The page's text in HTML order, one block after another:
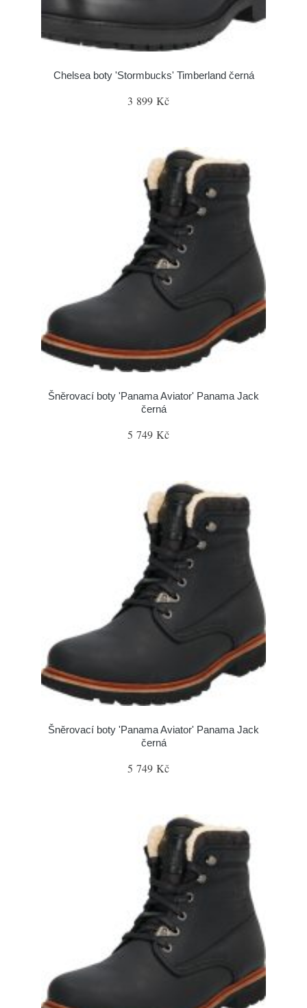
Chelsea boty 'Stormbucks' Timberland černá
3 899 Kč
Šněrovací boty 'Panama Aviator' Panama Jack
černá
5 749 Kč
Šněrovací boty 'Panama Aviator' Panama Jack
černá
5 749 Kč